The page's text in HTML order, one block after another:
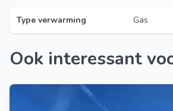
Type verwarming Gas
Ook interessant